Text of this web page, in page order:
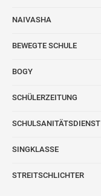
NAIVASHA
BEWEGTE SCHULE
BOGY
SCHÜLERZEITUNG
SCHULSANITÄTSDIENST
SINGKLASSE
STREITSCHLICHTER